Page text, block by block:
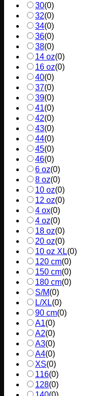
30(0)
32(0)
34(0)
36(0)
38(0)
14 oz(0)
16 oz(0)
40(0)
37(0)
39(0)
41(0)
42(0)
43(0)
44(0)
45(0)
46(0)
6 oz(0)
8 oz(0)
10 oz(0)
12 oz(0)
4 ox(0)
4 oz(0)
18 oz(0)
20 oz(0)
10 oz XL(0)
120 cm(0)
150 cm(0)
180 cm(0)
S/M(0)
L/XL(0)
90 cm(0)
A1(0)
A2(0)
A3(0)
A4(0)
XS(0)
116(0)
128(0)